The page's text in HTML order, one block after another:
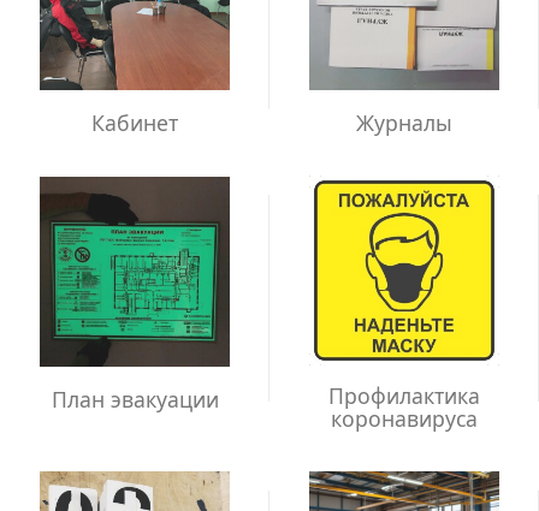
Кабинет Журналы
План эвакуации Профилактика
коронавируса